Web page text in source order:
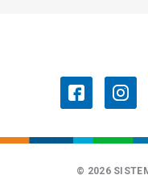
OCB/GO
Convenções
© 2026